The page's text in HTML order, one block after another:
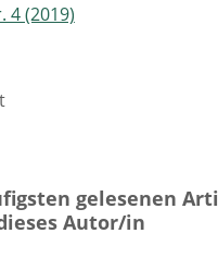
4 (2019)
gelesenen
Autor/in